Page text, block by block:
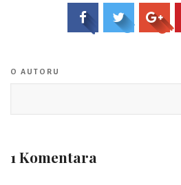
O AUTORU
1 Komentara